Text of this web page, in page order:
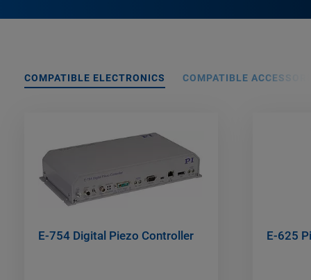
COMPATIBLE ELECTRONICS COMPATIBLE
E-754 Digital Piezo Controller E-625